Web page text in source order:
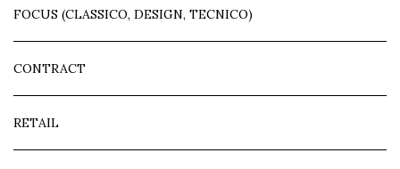
FOCUS (CLASSICO, DESIGN, TECNICO)
CONTRACT
RETAIL